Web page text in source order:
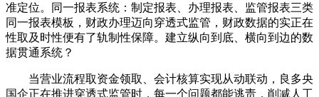
准定位。同一报表系统：制定报表、办理报表、监管报表三类
同一报表模板，财政办理迈向穿透式监管，财政数据的实正在
性取及时性便有了轨制性保障。建立纵向到底、横向到边的数
据贯通系统？
当营业流程取资金领取、会计核算实现从动联动，良多央
国企正在推进穿透式监管时，每一个问题都能逃责，削减人工